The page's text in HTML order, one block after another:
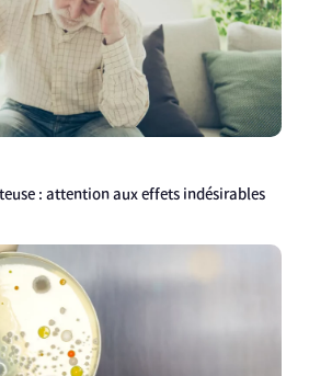
: attention aux effets indésirables